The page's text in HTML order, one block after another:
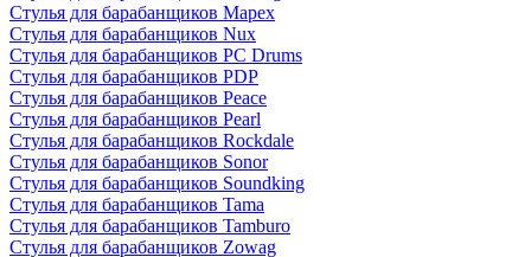
Стулья для барабанщиков Mapex
Стулья для барабанщиков Nux
Стулья для барабанщиков PC Drums
Стулья для барабанщиков PDP
Стулья для барабанщиков Peace
Стулья для барабанщиков Pearl
Стулья для барабанщиков Rockdale
Стулья для барабанщиков Sonor
Стулья для барабанщиков Soundking
Стулья для барабанщиков Tama
Стулья для барабанщиков Tamburo
Стулья для барабанщиков Zowag